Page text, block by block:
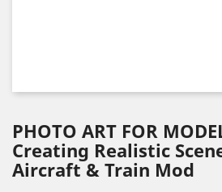
PHOTO ART FOR
Creating Realistic
Aircraft & Train Mod